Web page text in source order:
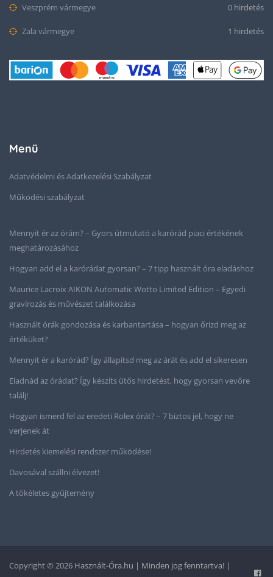
Veszprém vármegye 0 hirdetés
Zala vármegye 1 hirdetés
Menü
Adatvédelmi és Adatkezelési Szabályzat
Működési szabályzat
Mennyit ér az órám? – Gyors útmutató a karórád piaci értékének
meghatározásához
Hogyan add el a karórádat gyorsan? – 7 tipp használt óra eladáshoz
Maurice Lacroix AIKON Automatic Wotto Limited Edition – Egyedi
gravírozás és művészet találkozása
Használt órák gondozása és karbantartása – hogyan őrizd meg az
értéküket?
Mennyit ér a karórád? Így állapítsd meg az árát és add el sikeresen
Eladnád az órádat? Így készíts ütős hirdetést, hogy gyorsan vevőre
találj!
Hogyan ismerd fel az eredeti Rolex órát? – 7 biztos jel, hogy ne
verjenek át
Hirdetés kiemelési rendszer működése!
Davosával szállni élvezet!
A tökéletes gyűjtemény
Copyright © 2026 Használt-Óra.hu | Minden jog fenntartva! |